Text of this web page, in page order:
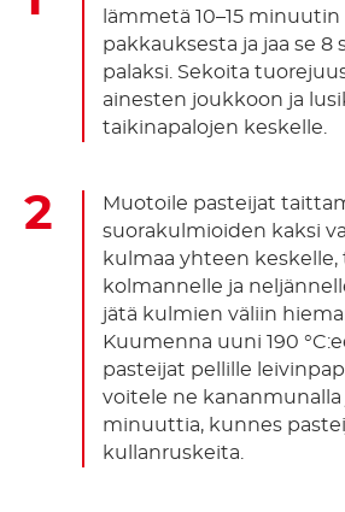
lämmetä 10–15
pakkauksesta ja jaa se 8
palaksi. Sekoita
ainesten joukkoon ja
taikinapalojen keskelle.
Muotoile pasteijat
suorakulmioiden kaksi
kulmaa yhteen keskelle,
kolmannelle ja
jätä kulmien väliin
Kuumenna uuni 190
pasteijat pellille
voitele ne kananmunalla
minuuttia, kunnes
kullanruskeita.